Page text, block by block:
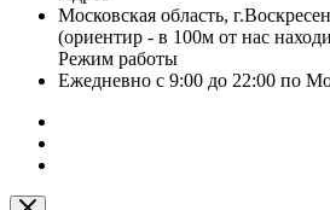
Московская область,
(ориентир - в 100м от нас
Режим работы
Ежедневно с 9:00 до 22:00 по